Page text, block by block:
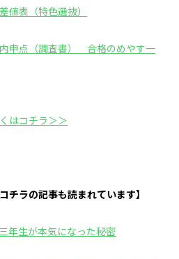
表（特色選抜）
点（調査書） 合格のめやす一
コチラ＞＞
チラの記事も読まれています】
年生が本気になった秘密